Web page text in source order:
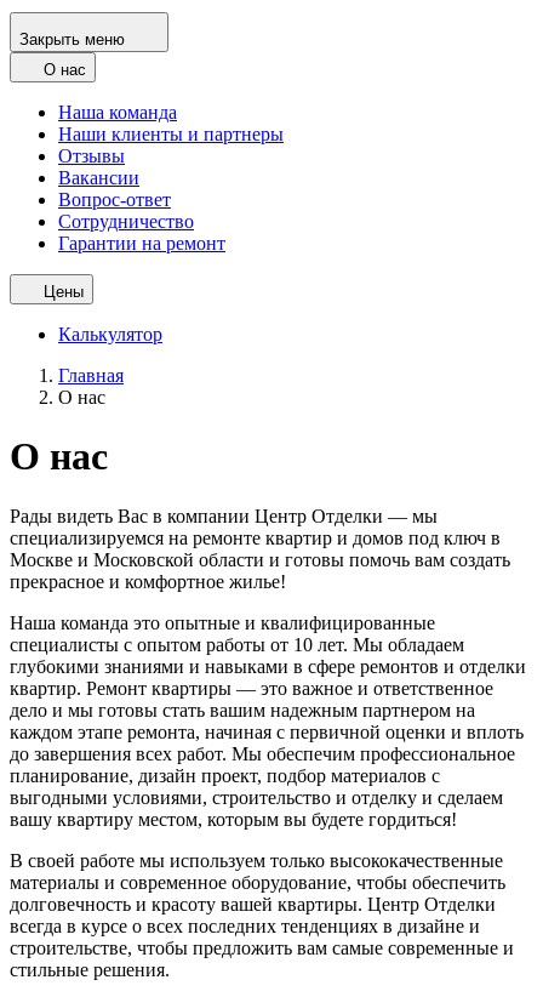
Закрыть меню
О нас
Наша команда
Наши клиенты и партнеры
Отзывы
Вакансии
Вопрос-ответ
Сотрудничество
Гарантии на ремонт
Цены
Калькулятор
Главная
О нас
О нас
Рады видеть Вас в компании Центр Отделки — мы
специализируемся на ремонте квартир и домов под ключ в
Москве и Московской области и готовы помочь вам создать
прекрасное и комфортное жилье!
Наша команда это опытные и квалифицированные
специалисты с опытом работы от 10 лет. Мы обладаем
глубокими знаниями и навыками в сфере ремонтов и отделки
квартир. Ремонт квартиры — это важное и ответственное
дело и мы готовы стать вашим надежным партнером на
каждом этапе ремонта, начиная с первичной оценки и вплоть
до завершения всех работ. Мы обеспечим профессиональное
планирование, дизайн проект, подбор материалов с
выгодными условиями, строительство и отделку и сделаем
вашу квартиру местом, которым вы будете гордиться!
В своей работе мы используем только высококачественные
материалы и современное оборудование, чтобы обеспечить
долговечность и красоту вашей квартиры. Центр Отделки
всегда в курсе о всех последних тенденциях в дизайне и
строительстве, чтобы предложить вам самые современные и
стильные решения.